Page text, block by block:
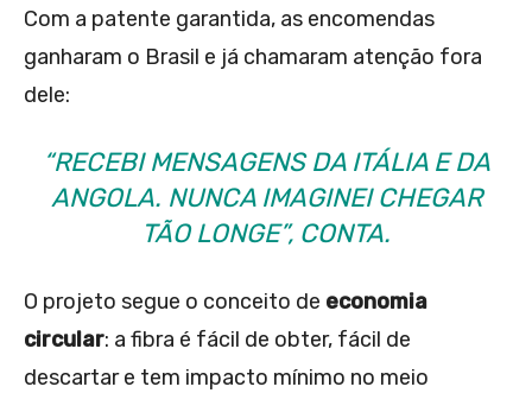
Com a patente garantida, as encomendas
ganharam o Brasil e já chamaram atenção fora
dele:
“RECEBI MENSAGENS DA ITÁLIA E DA
ANGOLA. NUNCA IMAGINEI CHEGAR
TÃO LONGE”, CONTA.
O projeto segue o conceito de economia
circular: a fibra é fácil de obter, fácil de
descartar e tem impacto mínimo no meio